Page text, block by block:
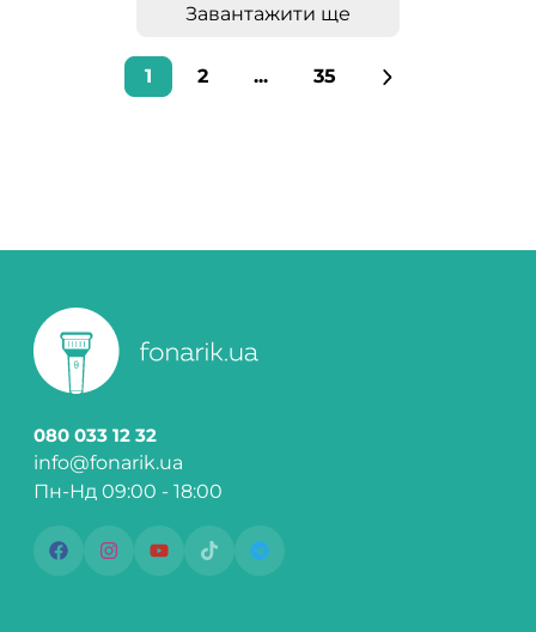
Завантажити ще
1 2 ... 35
080 033 12 32
info@fonarik.ua
Пн-Нд 09:00 - 18:00